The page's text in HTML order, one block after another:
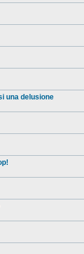
una delusione